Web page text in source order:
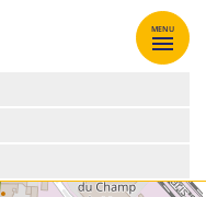
MENU